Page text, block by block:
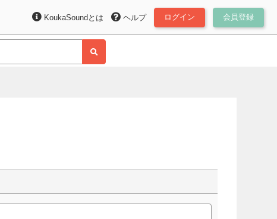
ログイン 会員登録
ヘルプ
KoukaSoundとは